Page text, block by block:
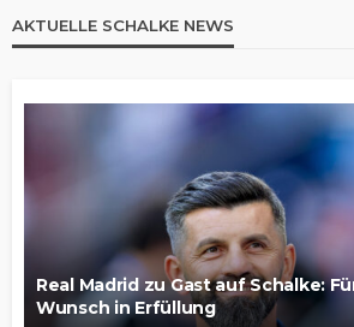
AKTUELLE SCHALKE NEWS
Real Madrid zu Gast auf Schalke:
Wunsch in Erfüllung